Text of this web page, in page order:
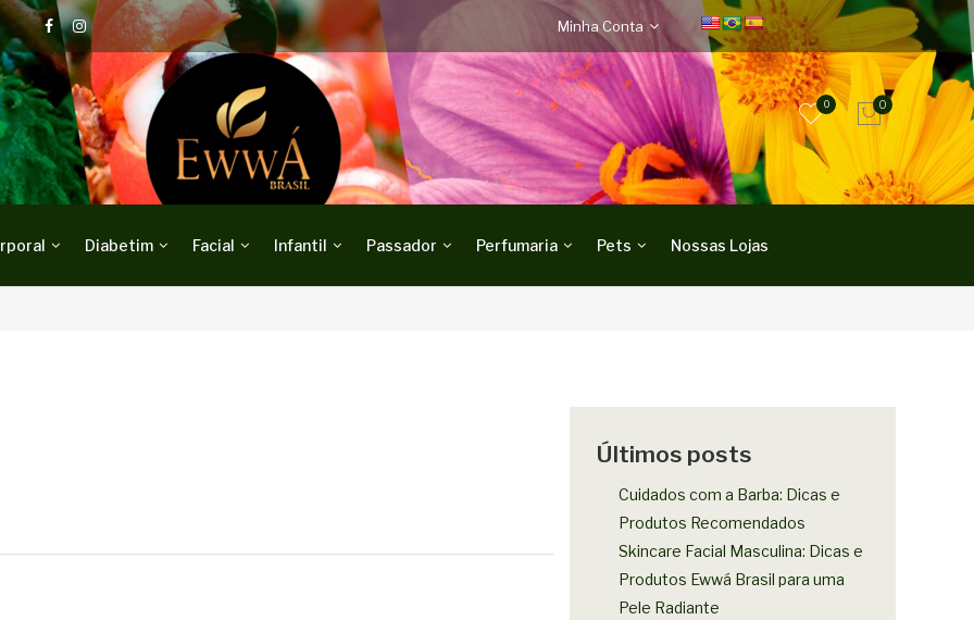
Minha Conta
0
0
Diabetim Facial Infantil Passador Perfumaria Pets Nossas Lojas
Últimos posts
Cuidados com a Barba: Dicas e
Produtos Recomendados
Skincare Facial Masculina: Dicas e
Produtos Ewwá Brasil para uma
Pele Radiante